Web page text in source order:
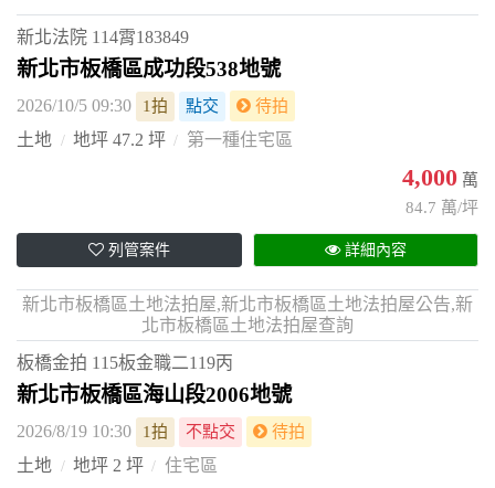
新北法院 114霄183849
新北市板橋區成功段538地號
2026/10/5 09:30 1拍 點交 待拍
土地 地坪 47.2 坪 第一種住宅區
4,000 萬
84.7 萬/坪
列管案件 詳細內容
新北市板橋區土地法拍屋,新北市板橋區土地法拍屋公告,新
北市板橋區土地法拍屋查詢
板橋金拍 115板金職二119丙
新北市板橋區海山段2006地號
2026/8/19 10:30 1拍 不點交 待拍
土地 地坪 2 坪 住宅區